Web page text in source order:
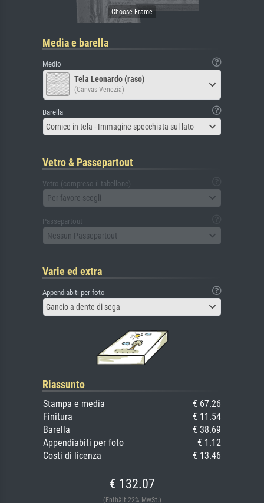
Media e barella
Medio
Tela Leonardo (raso)
(Canvas Venezia)
Barella
Cornice in tela - Immagine specchiata sul lato
Vetro & Passepartout
Vetro (compreso il tabellone)
Per favore scegli
Passepartout
Nessun Passepartout
Varie ed extra
Appendiabiti per foto
Gancio a dente di sega
Riassunto
Stampa e media
€ 67.26
Finitura
€ 11.54
Barella
€ 38.69
Appendiabiti per foto
€ 1.12
Costi di licenza
€ 13.46
€ 132.07
(Enthält 22% MwSt.)